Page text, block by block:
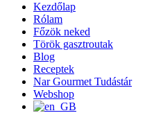
Kezdőlap
Rólam
Főzök neked
Török gasztroutak
Blog
Receptek
Nar Gourmet Tudástár
Webshop